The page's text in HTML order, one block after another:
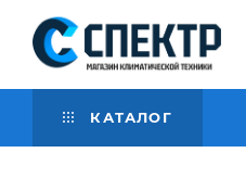
КАТАЛОГ